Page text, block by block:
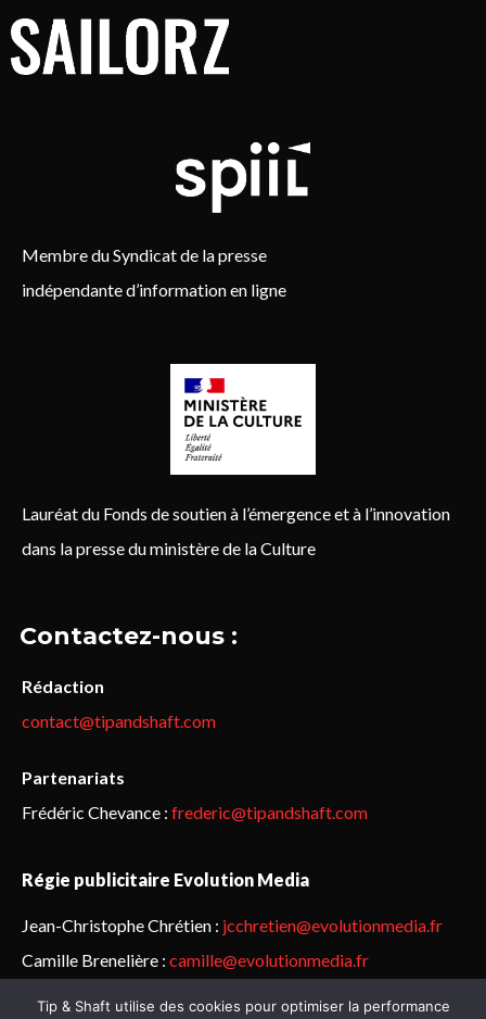
Membre du Syndicat de la presse
indépendante d’information en ligne
Lauréat du Fonds de soutien à l’émergence et à l’innovation
dans la presse du ministère de la Culture
Contactez-nous :
Rédaction
contact@tipandshaft.com
Partenariats
Frédéric Chevance : frederic@tipandshaft.com
Régie publicitaire Evolution Media
Jean-Christophe Chrétien : jcchretien@evolutionmedia.fr
Camille Brenelière : camille@evolutionmedia.fr
Tip & Shaft utilise des cookies pour optimiser la performance